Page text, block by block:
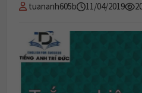
tuananh605b 11/04/2019